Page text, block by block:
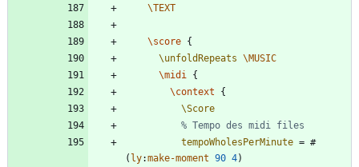
\TEXT
\score {
\unfoldRepeats \MUSIC
\midi
{
\context
{
\Score
% Tempo des midi files
tempoWholesPerMinute = #
( ly:make-moment 90 4)